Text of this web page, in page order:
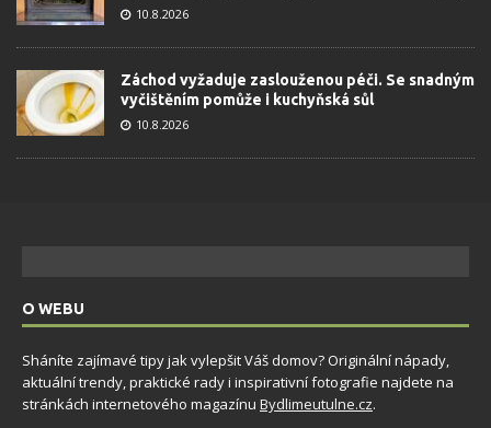
10.8.2026
Záchod vyžaduje zaslouženou péči. Se snadným
vyčištěním pomůže i kuchyňská sůl
10.8.2026
O WEBU
Sháníte zajímavé tipy jak vylepšit Váš domov? Originální nápady,
aktuální trendy, praktické rady i inspirativní fotografie najdete na
stránkách internetového magazínu Bydlimeutulne.cz.